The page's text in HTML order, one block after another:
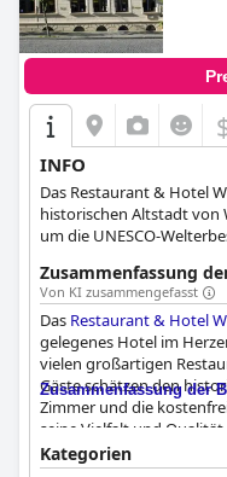
INFO
Das Restaurant & Hotel
historischen Altstadt von
um die UNESCO-
modernen
Gästen einen
Restaurant bietet eine
regionalen Produkten,
Produkten ergänzt
geräumige Zimmer, die
sind, und
dem Auto anreisen.
Zusammenfassung
Von KI zusammengefasst
Das Restaurant & Hotel
gelegenes Hotel im
vielen großartigen
Gäste schätzen den
Zimmer und die
seine Vielfalt und
Abendessen als köstlich
beschrieben wird. Das
Zusammenfassung der
Kategorien